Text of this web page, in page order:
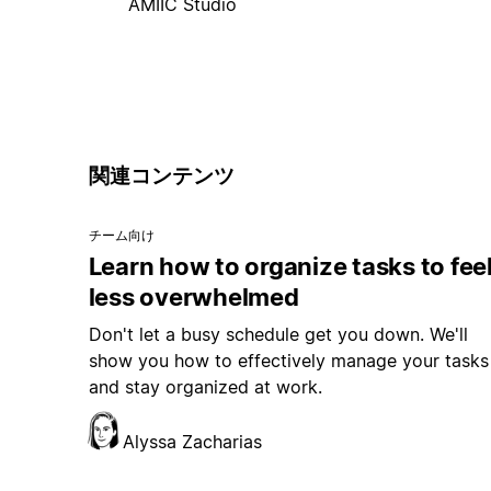
関連コンテンツ
チーム向け
Learn how to organize tasks to feel
less overwhelmed
Don't let a busy schedule get you down. We'll
show you how to effectively manage your tasks
and stay organized at work.
Alyssa Zacharias